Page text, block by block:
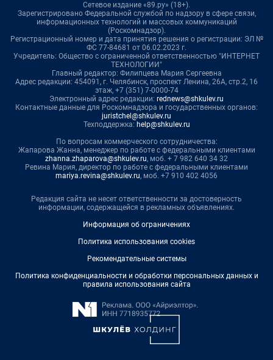
Сетевое издание «89.ру» (18+).
Зарегистрировано Федеральной службой по надзору в сфере связи,
информационных технологий и массовых коммуникаций
(Роскомнадзор).
Регистрационный номер и дата принятия решения о регистрации: ЭЛ №
ФС 77-84681 от 06.02.2023 г.
Учредитель: Общество с ограниченной ответственностью "ИНТЕРНЕТ
ТЕХНОЛОГИИ"
Главный редактор: Филипцева Мария Сергеевна
Адрес редакции: 454091, г. Челябинск, проспект Ленина, 26А, стр.2, 16
этаж, +7 (351) 7-0000-74
Электронный адрес редакции: rednews@shkulev.ru
Контактные данные для Роскомнадзора и государственных органов:
juristchel@shkulev.ru
Техподдержка: help@shkulev.ru
По вопросам коммерческого сотрудничества:
Жапарова Жанна, менеджер по работе с федеральными клиентами
zhanna.zhaparova@shkulev.ru, моб. + 7 982 640 34 32
Ревина Мария, директор по работе с федеральными клиентами
mariya.revina@shkulev.ru, моб. +7 910 402 4056
Редакция сайта не несет ответственности за достоверность
информации, содержащейся в рекламных объявлениях.
Информация об ограничениях
Политика использования cookies
Рекомендательные системы
Политика конфиденциальности и обработки персональных данных и
правила использования сайта